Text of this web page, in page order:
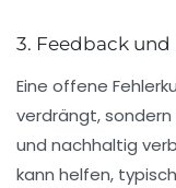
3. Feedback und
Eine offene
verdrängt,
und nachhaltig
kann helfen,